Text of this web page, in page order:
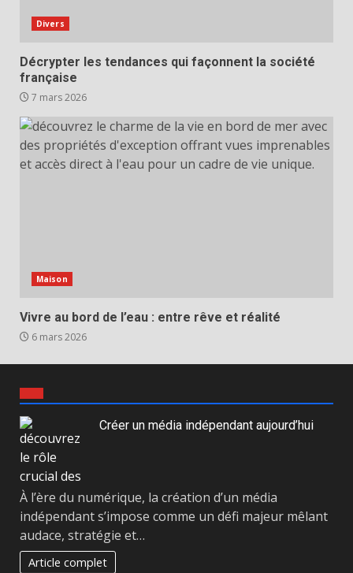
Divers
Décrypter les tendances qui façonnent la société
française
7 mars 2026
Maison
Vivre au bord de l’eau : entre rêve et réalité
6 mars 2026
Créer un média indépendant aujourd’hui
À l’ère du numérique, la création d’un média
indépendant s’impose comme un défi majeur mêlant
audace, stratégie et…
Article complet